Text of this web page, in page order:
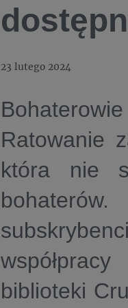
23 lutego 2024
Ratowanie
która nie
biblioteki